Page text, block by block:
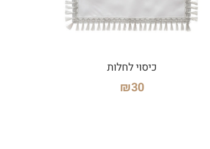
כיסוי לחלות
₪30